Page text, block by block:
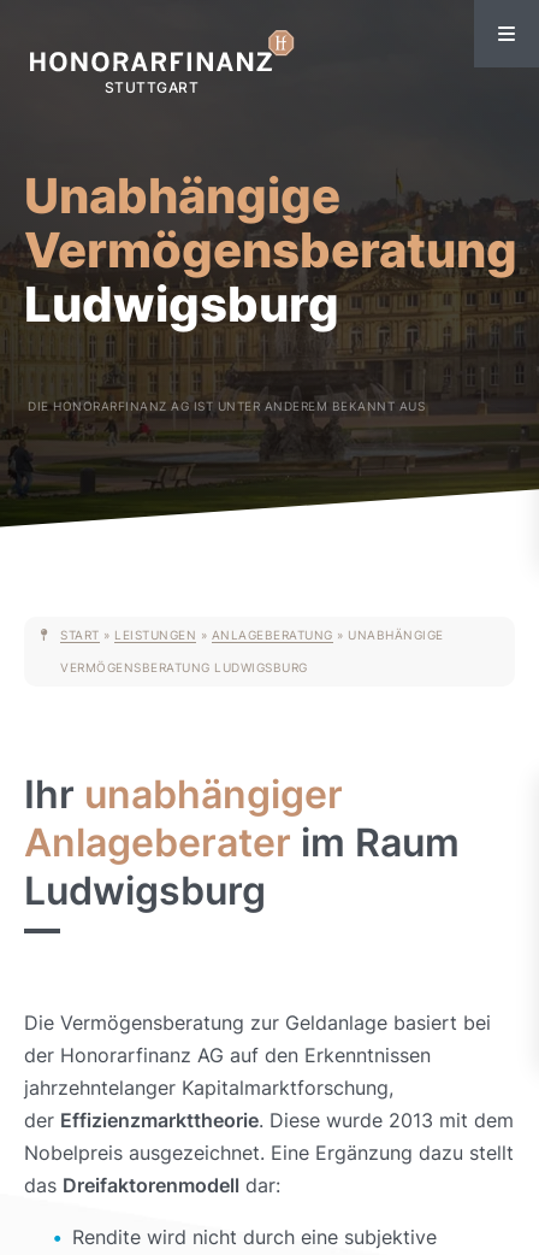
Unabhängige
Vermögensberatung
Ludwigsburg
START » LEISTUNGEN » ANLAGEBERATUNG » UNABHÄNGIGE
VERMÖGENSBERATUNG LUDWIGSBURG
Ihr unabhängiger
Anlageberater im Raum
Ludwigsburg
Die Vermögensberatung zur Geldanlage basiert bei
der Honorarfinanz AG auf den Erkenntnissen
jahrzehntelanger Kapitalmarktforschung,
der Effizienzmarkttheorie. Diese wurde 2013 mit dem
Nobelpreis ausgezeichnet. Eine Ergänzung dazu stellt
das Dreifaktorenmodell dar:
Rendite wird nicht durch eine subjektive